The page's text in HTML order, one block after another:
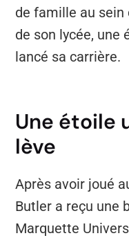
de famille au sein
de son lycée, une
lancé sa carrière.
Une étoile
lève
Après avoir joué
Butler a reçu une
Marquette